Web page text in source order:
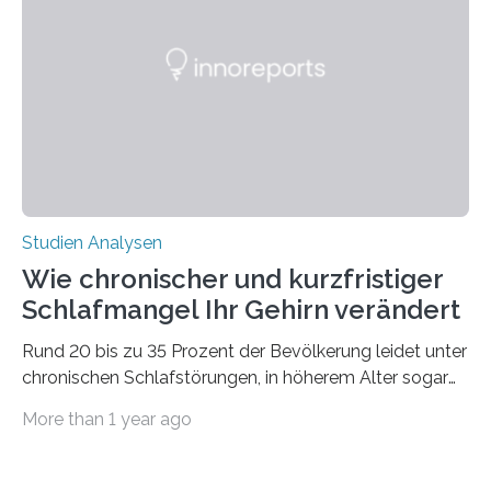
derzeitigen Verbreitungsgebiets bis zum Jahr 2100
Studien Analysen
Wie chronischer und kurzfristiger
Schlafmangel Ihr Gehirn verändert
Rund 20 bis zu 35 Prozent der Bevölkerung leidet unter
chronischen Schlafstörungen, in höherem Alter sogar
Erwachsene kennt zudem ein kurzfristiges Schlafdefizit:
More than 1 year ago